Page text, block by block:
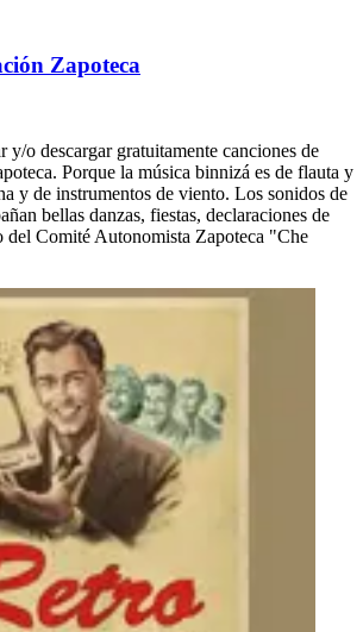
Zapoteca
y/o descargar gratuitamente canciones de
Porque la música binnizá es de flauta y
y de instrumentos de viento. Los sonidos de
bellas danzas, fiestas, declaraciones de
del Comité Autonomista Zapoteca "Che